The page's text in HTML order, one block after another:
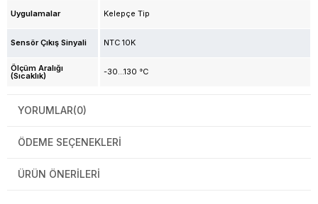
Uygulamalar Kelepçe Tip
Sensör Çıkış Sinyali NTC 10K
Ölçüm Aralığı
(Sıcaklık) -30...130 °C
YORUMLAR(0)
ÖDEME SEÇENEKLERI
ÜRÜN ÖNERILERI